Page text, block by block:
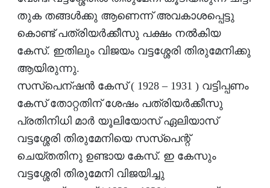
തുക തങ്ങള്‍ക്കു ആണെന്ന് അവകാശപ്പെട്ടു
കൊണ്ട് പത്രിയര്‍ക്കീസു പക്ഷം നല്‍കിയ
കേസ്. ഇതിലും വിജയം വട്ടശ്ശേരി തിരുമേനിക്കു
ആയിരുന്നു.
സസ്‌പെന്ഷന്‍ കേസ് ( 1928 – 1931 ) വട്ടിപ്പണം
കേസ് തോറ്റതിന് ശേഷം പത്രിയര്‍ക്കീസു
പ്രതിനിധി മാര്‍ യൂലിയോസ് ഏലിയാസ്
വട്ടശ്ശേരി തിരുമേനിയെ സസ്‌പെന്റ്
ചെയ്തതിനു ഉണ്ടായ കേസ്. ഇ കേസും
വട്ടശ്ശേരി തിരുമേനി വിജയിച്ചു